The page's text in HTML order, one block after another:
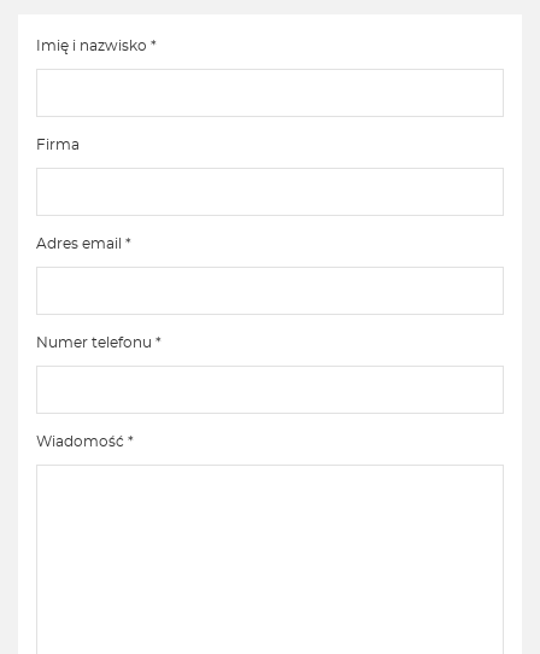
Imię i nazwisko *
Firma
Adres email *
Numer telefonu *
Wiadomość *